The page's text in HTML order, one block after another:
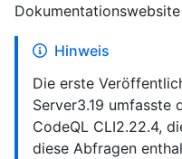
Hinweis
Die erste
Server3.19 umfasste
CodeQL CLI2.22.4,
diese Abfragen